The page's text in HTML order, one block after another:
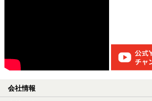
会社情報